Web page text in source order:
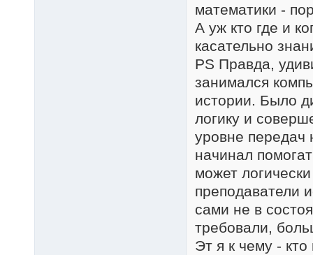
математики -
А уж кто где и
касательно
PS Правда,
занимался
истории. Было
логику и
уровне передач
начинал
может
преподаватели
сами не в
требовали,
Эт я к чему -